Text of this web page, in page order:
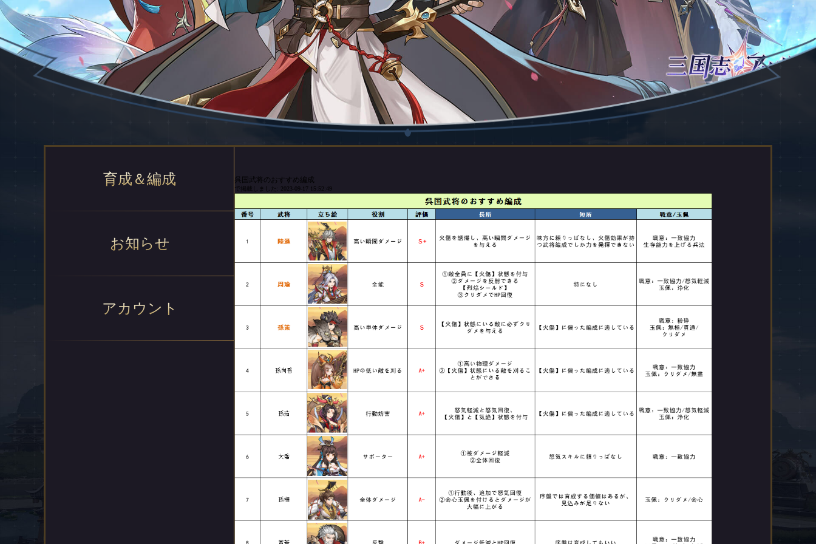
育成＆編成
お知らせ
アカウント
呉国武将のおすすめ編成
で掲載しました: 2023-09-17 15:52:49